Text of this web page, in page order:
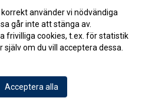
Hockey 2020-06-01 18:19
2020-05-27 14:55
använder vi nödvändiga
går inte att stänga av.
frivilliga cookies, t.ex. för statistik
om du vill acceptera dessa.
Acceptera alla